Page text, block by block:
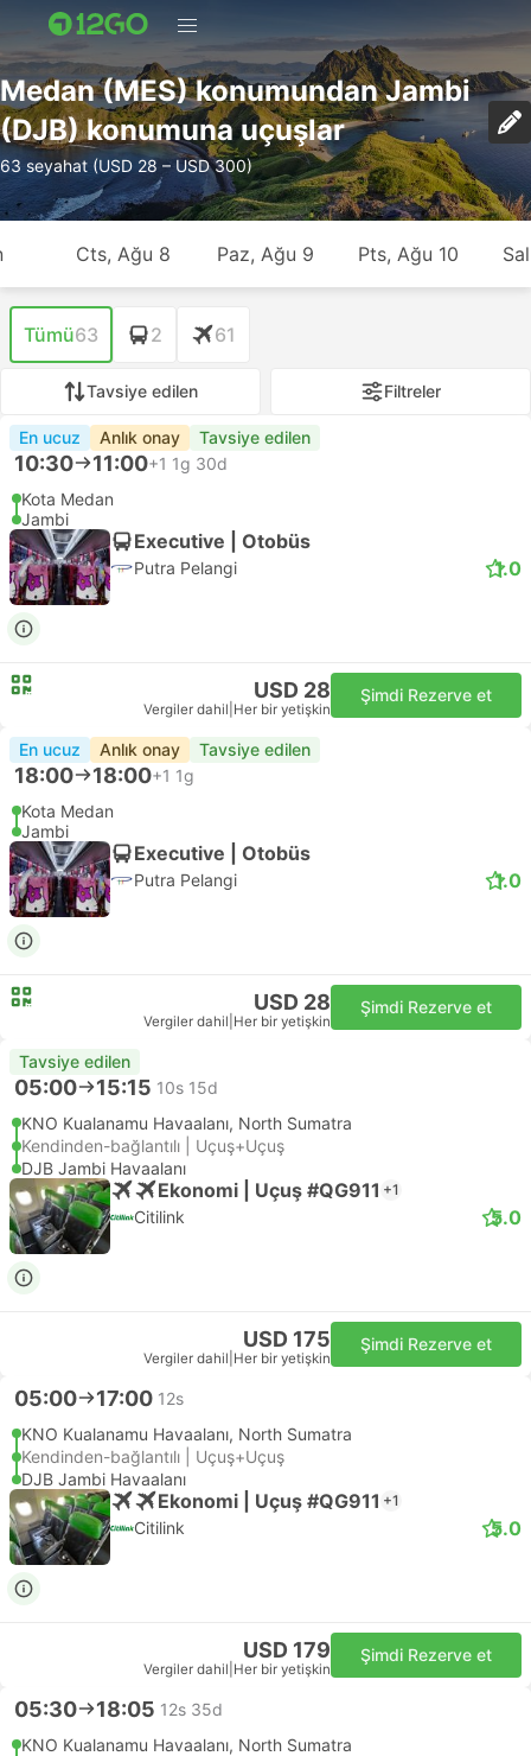
Medan (MES) konumundan Jambi
(DJB) konumuna uçuşlar
63 seyahat (USD 28 – USD 300)
Cts, Ağu 8 Paz, Ağu 9 Pts, Ağu 10
Tümü63 2 61
Tavsiye edilen Filtreler
En ucuz Anlık onay Tavsiye edilen
10:30 11:00+1 1g 30d
Kota Medan
Jambi
Executive | Otobüs
Putra Pelangi 1.0
USD 28
Vergiler dahil Her bir yetişkin
Şimdi Rezerve et
En ucuz Anlık onay Tavsiye edilen
18:00 18:00+1 1g
Kota Medan
Jambi
Executive | Otobüs
Putra Pelangi 1.0
USD 28
Vergiler dahil Her bir yetişkin
Şimdi Rezerve et
Tavsiye edilen
05:00 15:15 10s 15d
KNO Kualanamu Havaalanı, North Sumatra
Kendinden-bağlantılı | Uçuş+Uçuş
DJB Jambi Havaalanı
Ekonomi | Uçuş #QG911 +1
Citilink 5.0
USD 175
Vergiler dahil Her bir yetişkin
Şimdi Rezerve et
05:00 17:00 12s
KNO Kualanamu Havaalanı, North Sumatra
Kendinden-bağlantılı | Uçuş+Uçuş
DJB Jambi Havaalanı
Ekonomi | Uçuş #QG911 +1
Citilink 5.0
USD 179
Vergiler dahil Her bir yetişkin
Şimdi Rezerve et
05:30 18:05 12s 35d
KNO Kualanamu Havaalanı, North Sumatra